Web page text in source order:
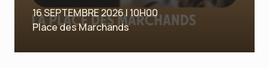
16 SEPTEMBRE 2026 | 10H00
Place des Marchands